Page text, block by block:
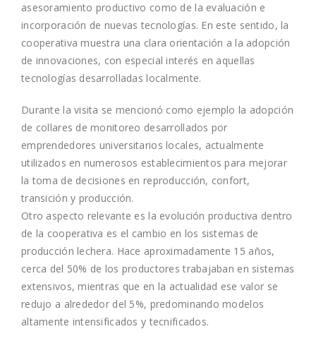
asesoramiento productivo como de la evaluación e
incorporación de nuevas tecnologías. En este sentido, la
cooperativa muestra una clara orientación a la adopción
de innovaciones, con especial interés en aquellas
tecnologías desarrolladas localmente.
Durante la visita se mencionó como ejemplo la adopción
de collares de monitoreo desarrollados por
emprendedores universitarios locales, actualmente
utilizados en numerosos establecimientos para mejorar
la toma de decisiones en reproducción, confort,
transición y producción.
Otro aspecto relevante es la evolución productiva dentro
de la cooperativa es el cambio en los sistemas de
producción lechera. Hace aproximadamente 15 años,
cerca del 50% de los productores trabajaban en sistemas
extensivos, mientras que en la actualidad ese valor se
redujo a alrededor del 5%, predominando modelos
altamente intensificados y tecnificados.